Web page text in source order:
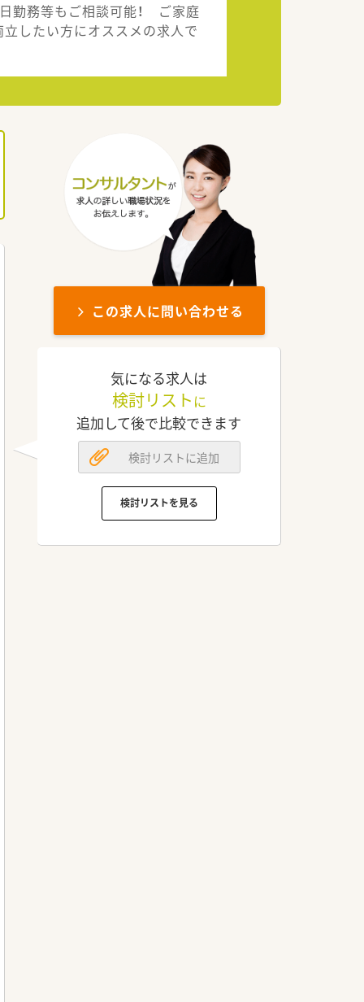
勤務等もご相談可能！ ご家庭
立したい方にオススメの求人で
この求人に問い合わせる
気になる求人は
検討リスト に
追加して後で比較できます
検討リストに追加
検討リストを見る